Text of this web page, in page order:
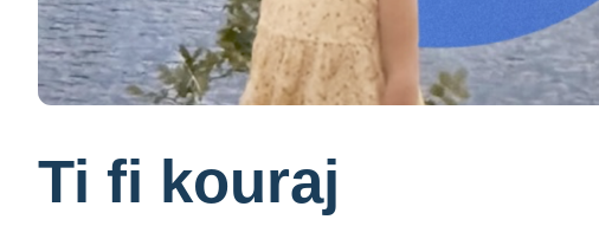
Ti fi kouraj